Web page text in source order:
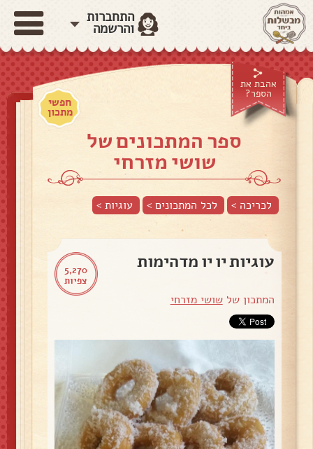
התחברות
והרשמה
אהבת את
הספר?
חפשי
מתכון
ספר המתכונים של
שושי מזרחי
לכריכה > לכל המתכונים > עוגיות>
5,270
צפיות
עוגיות יו יו מדהימות
המתכון שלשושי מזרחי